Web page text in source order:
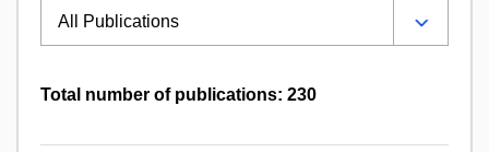
Total number of publications: 230